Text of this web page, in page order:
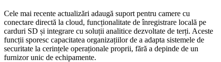
Cele mai recente actualizări adaugă suport pentru camere cu
conectare directă la cloud, funcționalitate de înregistrare locală pe
carduri SD și integrare cu soluții analitice dezvoltate de terți. Aceste
funcții sporesc capacitatea organizațiilor de a adapta sistemele de
securitate la cerințele operaționale proprii, fără a depinde de un
furnizor unic de echipamente.